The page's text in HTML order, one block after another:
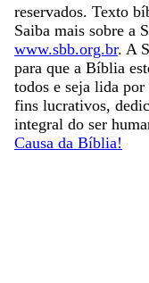
reservados. Texto
Saiba mais sobre a
www.sbb.org.br. A
para que a Bíblia
todos e seja lida
fins lucrativos,
integral do ser
Causa da Bíblia!